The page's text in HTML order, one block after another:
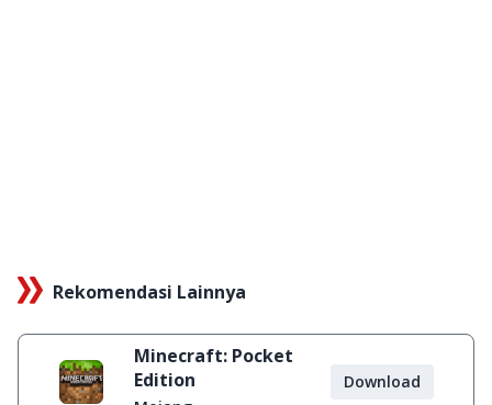
Rekomendasi Lainnya
Minecraft: Pocket
Edition
Download